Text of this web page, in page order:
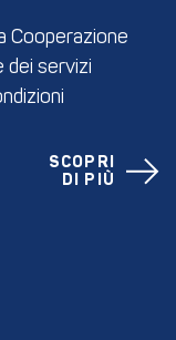
Cooperazione
dei servizi
SCOPRI
DI PIÙ